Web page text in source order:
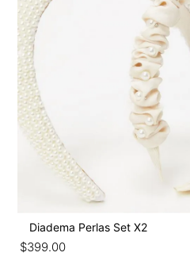
Diadema Perlas Set X2
$399.00